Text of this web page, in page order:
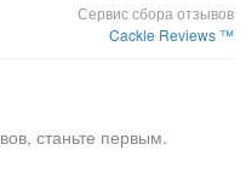
Сервис сбора отзывов
Cackle Reviews ™
станьте первым.